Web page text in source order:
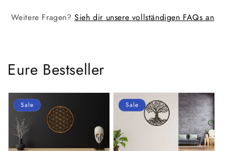
Weitere Fragen?Sieh dir unsere vollständigen FAQs an
Eure Bestseller
Sale Sale